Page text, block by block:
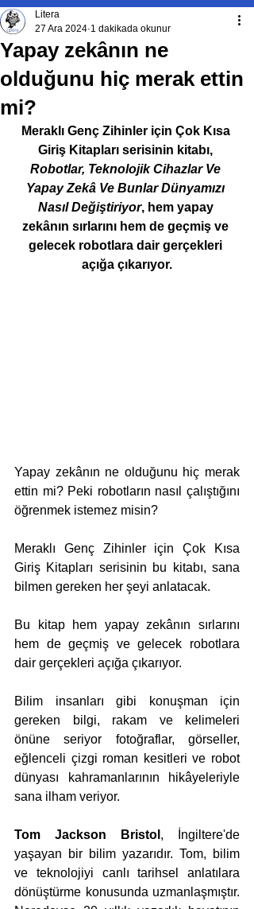
Yapay zekânın ne
olduğunu hiç merak ettin
mi?
Litera
27 Ara 2024 1 dakikada okunur
Meraklı Genç Zihinler için Çok Kısa
Giriş Kitapları serisinin kitabı,
Robotlar, Teknolojik Cihazlar Ve
Yapay Zekâ Ve Bunlar Dünyamızı
Nasıl Değiştiriyor, hem yapay
zekânın sırlarını hem de geçmiş ve
gelecek robotlara dair gerçekleri
açığa çıkarıyor.
Yapay zekânın ne olduğunu hiç merak
ettin mi? Peki robotların nasıl çalıştığını
öğrenmek istemez misin?
Meraklı Genç Zihinler için Çok Kısa
Giriş Kitapları serisinin bu kitabı, sana
bilmen gereken her şeyi anlatacak.
Bu kitap hem yapay zekânın sırlarını
hem de geçmiş ve gelecek robotlara
dair gerçekleri açığa çıkarıyor.
Bilim insanları gibi konuşman için
gereken bilgi, rakam ve kelimeleri
önüne seriyor fotoğraflar, görseller,
eğlenceli çizgi roman kesitleri ve robot
dünyası kahramanlarının hikâyeleriyle
sana ilham veriyor.
Tom Jackson Bristol , İngiltere'de
yaşayan bir bilim yazarıdır. Tom, bilim
ve teknolojiyi canlı tarihsel anlatılara
dönüştürme konusunda uzmanlaşmıştır.